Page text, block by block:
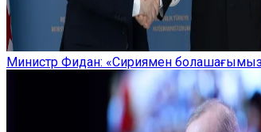
Министр Фидан: «Сириямен болашағымыз